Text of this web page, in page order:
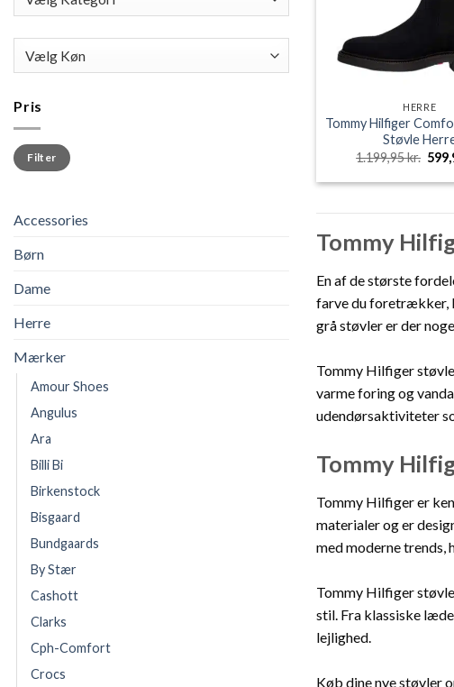
Pris
Mindste
pris
Højeste
prisFilter
Accessories
Børn
Dame
Herre
Mærker
Amour Shoes
Angulus
Ara
Billi Bi
Birkenstock
Bisgaard
Bundgaards
By Stær
Cashott
Clarks
Cph-Comfort
Crocs
HERRE
Tommy Hilfiger
Støvle
1.199,95kr. Den
pris
Tommy
En af de største
farve du foretrækker,
grå støvler er der
Tommy Hilfiger
varme foring og
udendørsaktiviteter
Tommy
Tommy Hilfiger er
materialer og er
med moderne trends,
Tommy Hilfiger
stil. Fra klassiske
lejlighed.
Køb dine nye støvler